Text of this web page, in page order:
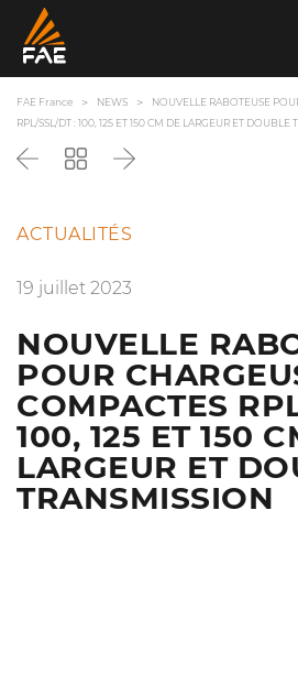
FAE France NEWS
NOUVELLE RABOTEUSE
RPL/SSL/DT : 100, 125 ET 150 CM DE LARGEUR ET DOUBLE
PrécédentRevenirSuivant
ACTUALITÉS
19 juillet 2023
NOUVELLE
POUR
COMPACTES
100, 125 ET 150
LARGEUR ET
TRANSMISSION